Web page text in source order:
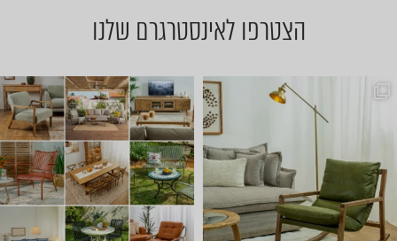
הצטרפו לאינסטרגרם שלנו
שישי שמח אצלנו 🤩 באים להתח